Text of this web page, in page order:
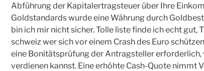
Abführung der Kapitalertragsteuer über Ihre
Goldstandards wurde eine Währung durch
bin ich mir nicht sicher. Tolle liste finde ich echt gut,
schweiz wer sich vor einem Crash des Euro
eine Bonitätsprüfung der Antragsteller
verdienen kannst. Eine erhöhte Cash-Quote